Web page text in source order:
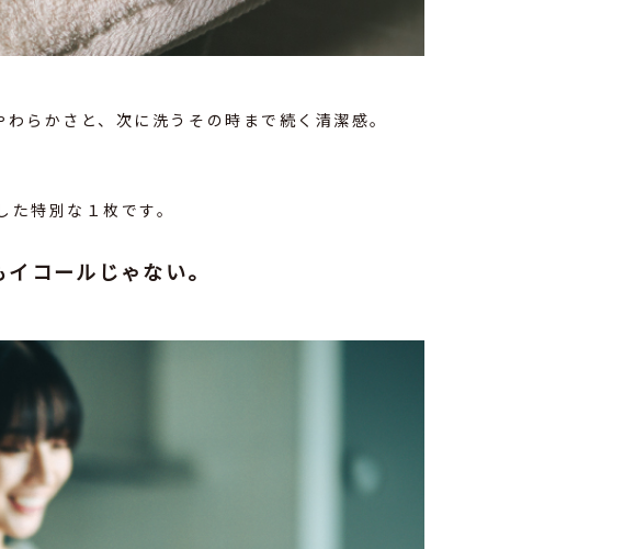
らかさと、次に洗うその時まで続く清潔感。
特別な１枚です。
コールじゃない。